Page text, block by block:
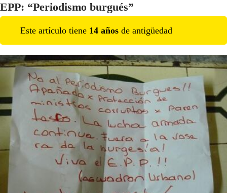
EPP: “Periodismo burgués”
Este artículo tiene 14 años de antigüedad